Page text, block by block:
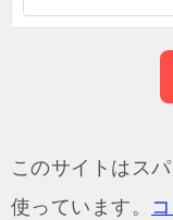
このサイトはス
使っています。